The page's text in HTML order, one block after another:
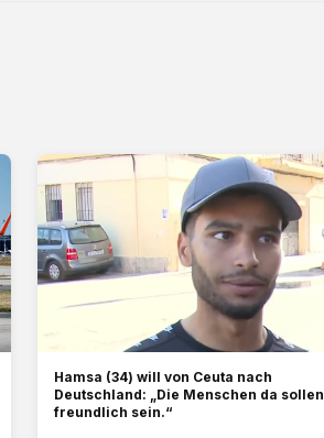
Hamsa (34) will von Ceuta nach
Deutschland: „Die Menschen da sollen
freundlich sein.“